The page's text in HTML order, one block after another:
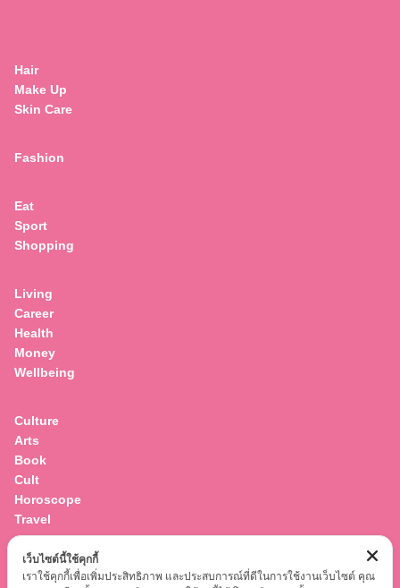
Hair
Make Up
Skin Care
Fashion
Eat
Sport
Shopping
Living
Career
Health
Money
Wellbeing
Culture
Arts
Book
Cult
Horoscope
Travel
Entertainment
เว็บไซต์นี้ใช้คุกกี้
เราใช้คุกกี้เพื่อเพิ่มประสิทธิภาพ และประสบการณ์ที่ดีในการใช้งานเว็บไซต์ คุณ